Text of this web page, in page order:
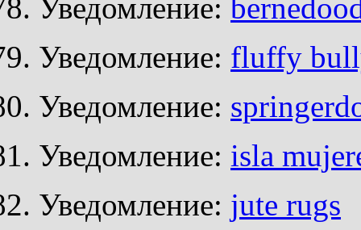
Уведомление:
Уведомление: fluffy
Уведомление:
Уведомление: isla
Уведомление: jute rugs